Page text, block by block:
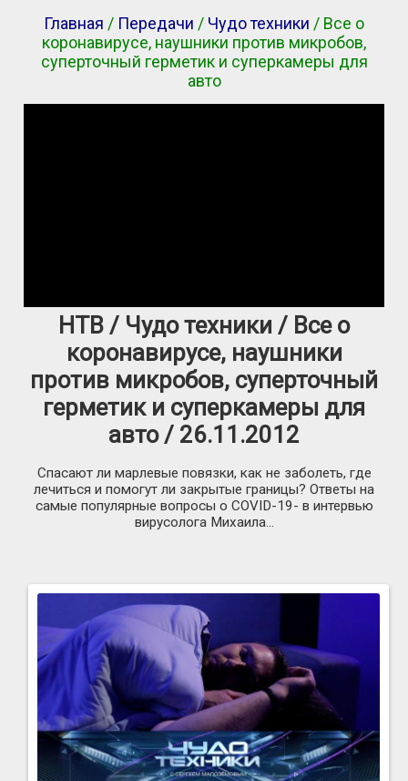
Главная / Передачи / Чудо техники / Все о
коронавирусе, наушники против микробов,
суперточный герметик и суперкамеры для
авто
НТВ / Чудо техники / Все о
коронавирусе, наушники
против микробов, суперточный
герметик и суперкамеры для
авто / 26.11.2012
Спасают ли марлевые повязки, как не заболеть, где
лечиться и помогут ли закрытые границы? Ответы на
самые популярные вопросы о COVID-19- в интервью
вирусолога Михаила...